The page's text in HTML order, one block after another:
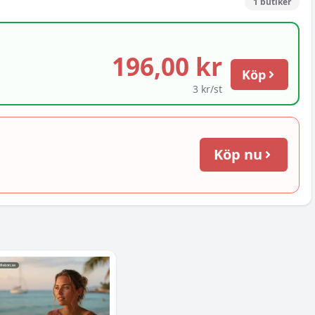
196,00 kr
3 kr/st
Köp
Köp nu